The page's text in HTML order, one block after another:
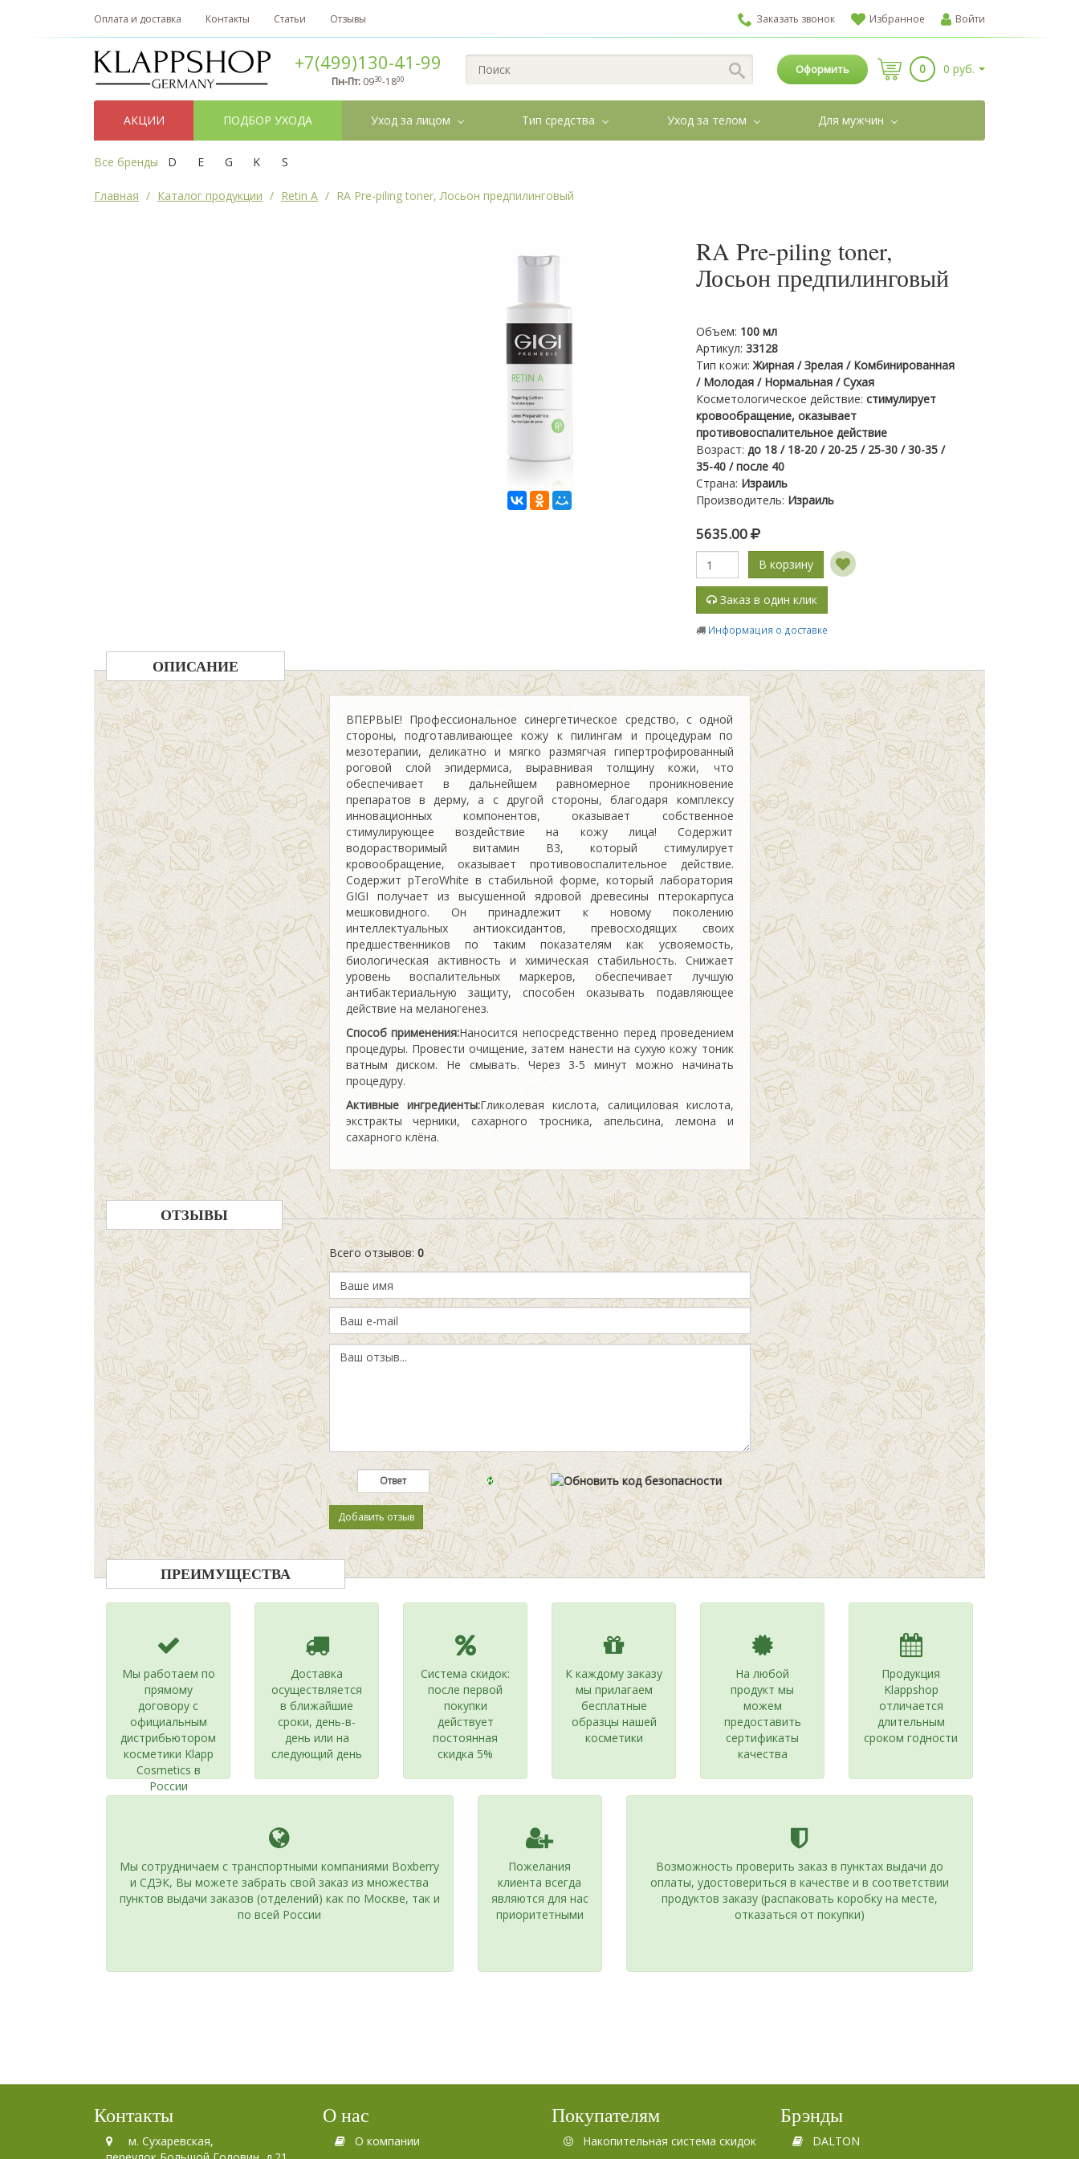
Оплата и доставка Контакты Статьи Отзывы Заказать звонок Избранное Войти
+7(499)130-41-99
Пн-Пт: 0930-1800
Оформить 0 0 руб.
АКЦИИ ПОДБОР УХОДА Уход за лицом Тип средства Уход за телом Для мужчин
Все бренды D E G K S
Главная Каталог продукции Retin A RA Pre-piling toner, Лосьон предпилинговый
RA Pre-piling toner,
Лосьон предпилинговый
Объем: 100 мл
Артикул: 33128
Тип кожи: Жирная / Зрелая / Комбинированная
/ Молодая / Нормальная / Сухая
Косметологическое действие: стимулирует
кровообращение, оказывает
противовоспалительное действие
Возраст: до 18 / 18-20 / 20-25 / 25-30 / 30-35 /
35-40 / после 40
Страна: Израиль
Производитель: Израиль
5635.00
В корзину
Заказ в один клик
Информация о доставке
ОПИСАНИЕ
ВПЕРВЫЕ! Профессиональное синергетическое средство, с одной
стороны, подготавливающее кожу к пилингам и процедурам по
мезотерапии, деликатно и мягко размягчая гипертрофированный
роговой слой эпидермиса, выравнивая толщину кожи, что
обеспечивает в дальнейшем равномерное проникновение
препаратов в дерму, а с другой стороны, благодаря комплексу
инновационных компонентов, оказывает собственное
стимулирующее воздействие на кожу лица! Содержит
водорастворимый витамин В3, который стимулирует
кровообращение, оказывает противовоспалительное действие.
Содержит pTeroWhite в стабильной форме, который лаборатория
GIGI получает из высушенной ядровой древесины птерокарпуса
мешковидного. Он принадлежит к новому поколению
интеллектуальных антиоксидантов, превосходящих своих
предшественников по таким показателям как усвояемость,
биологическая активность и химическая стабильность. Снижает
уровень воспалительных маркеров, обеспечивает лучшую
антибактериальную защиту, способен оказывать подавляющее
действие на меланогенез.
Способ применения:Наносится непосредственно перед проведением
процедуры. Провести очищение, затем нанести на сухую кожу тоник
ватным диском. Не смывать. Через 3-5 минут можно начинать
процедуру.
Активные ингредиенты:Гликолевая кислота, салициловая кислота,
экстракты черники, сахарного тросника, апельсина, лемона и
сахарного клёна.
ОТЗЫВЫ
Всего отзывов: 0
ПРЕИМУЩЕСТВА
Мы работаем по
прямому
договору с
официальным
дистрибьютором
косметики Klapp
Cosmetics в
России
Доставка
осуществляется
в ближайшие
сроки, день-в-
день или на
следующий день
Система скидок:
после первой
покупки
действует
постоянная
скидка 5%
К каждому заказу
мы прилагаем
бесплатные
образцы нашей
косметики
На любой
продукт мы
можем
предоставить
сертификаты
качества
Продукция
Klappshop
отличается
длительным
сроком годности
Мы сотрудничаем с транспортными компаниями Boxberry
и СДЭК, Вы можете забрать свой заказ из множества
пунктов выдачи заказов (отделений) как по Москве, так и
по всей России
Пожелания
клиента всегда
являются для нас
приоритетными
Возможность проверить заказ в пунктах выдачи до
оплаты, удостовериться в качестве и в соответствии
продуктов заказу (распаковать коробку на месте,
отказаться от покупки)
Контакты
м. Сухаревская,
О нас
О компании
Покупателям
Накопительная система скидок
Брэнды
DALTON